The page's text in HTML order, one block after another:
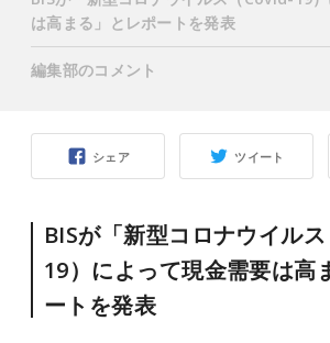
シェア ツイート
BISが「新型コロナウイル
19）によって現金需要は高
ートを発表
は高まる」とレポートを発表
編集部のコメント